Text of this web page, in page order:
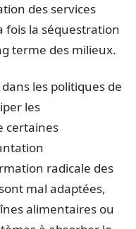
des services
fois la séquestration
terme des milieux.
les politiques de
les
certaines
radicale des
mal adaptées,
alimentaires ou